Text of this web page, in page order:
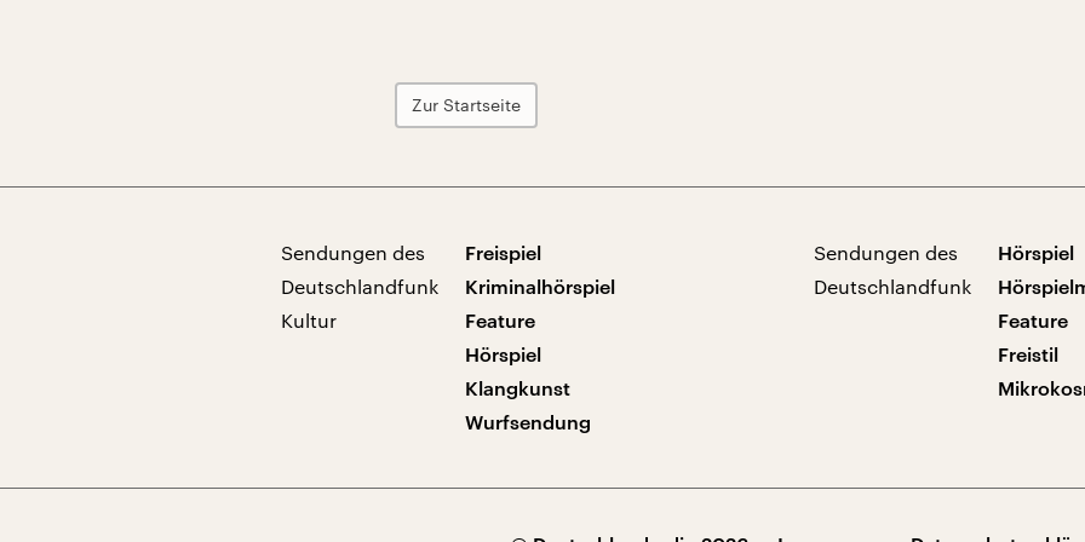
Zur Startseite
Sendungen des
Deutschlandfunk
Kultur
Freispiel
Kriminalhörspiel
Feature
Hörspiel
Klangkunst
Wurfsendung
Sendungen des
Deutschlandfunk
Hörspiel
Feature
Freistil